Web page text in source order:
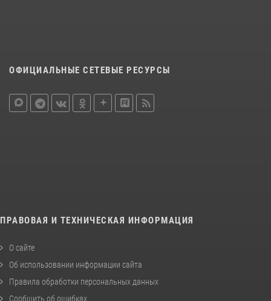
ОФИЦИАЛЬНЫЕ СЕТЕВЫЕ РЕСУРСЫ
ПРАВОВАЯ И ТЕХНИЧЕСКАЯ ИНФОРМАЦИЯ
О сайте
Об использовании информации сайта
Правила обработки персональных данных
Сообщить об ошибках